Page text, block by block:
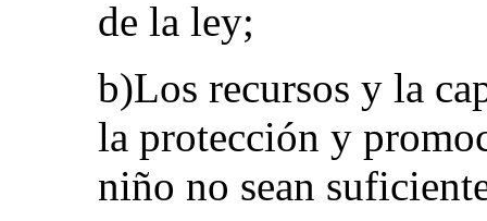
de la ley;
b)Los recursos y la
la protección y
niño no sean